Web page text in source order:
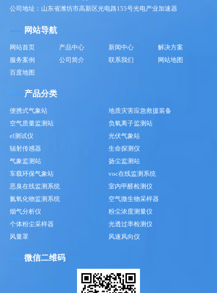
公司地址：山东省潍坊市高新区光电路155号光电产业加速器
网站导航
网站首页 产品中心 新闻中心
解决方案
服务案例
公司简介 联系我们
网站地图
百度地图
产品分类
便携式气象站
地质灾害应急救援装备
空气质量监测站
负氧离子监测站
el测试仪
光伏气象站
辐射传感器
生命探测仪
气象监测站
扬尘监测站
车载环保气象站
voc在线监测系统
恶臭在线监测系统
室内甲醛检测仪
氮氧化物监测系统
空气微生物采样器
烟气分析仪
粉尘浓度测量仪
个体粉尘采样器
光透过率检测仪
风量罩
风速风向仪
微信二维码